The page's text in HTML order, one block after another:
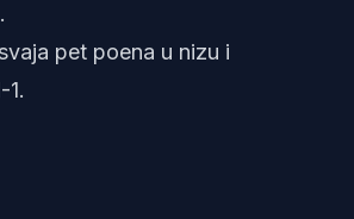
pet poena u nizu i
1.